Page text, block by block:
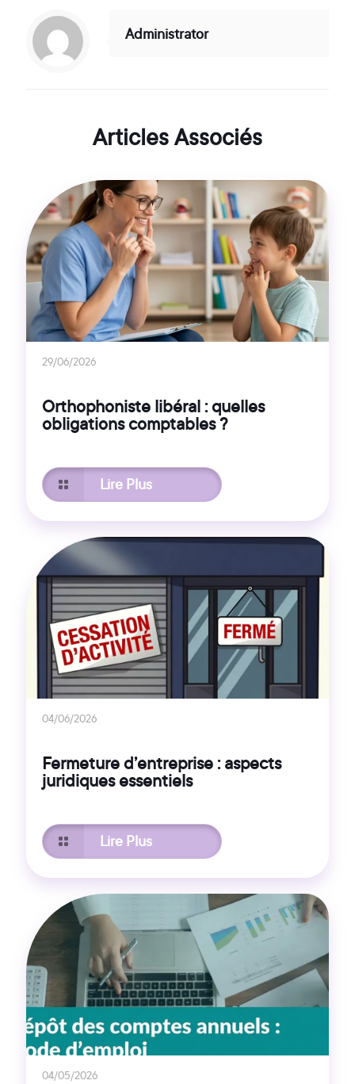
Administrator
Articles Associés
29/06/2026
Orthophoniste libéral : quelles
obligations comptables ?
Lire Plus
04/06/2026
Fermeture d’entreprise : aspects
juridiques essentiels
Lire Plus
04/05/2026